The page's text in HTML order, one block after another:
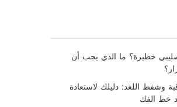
خطيرة؟ ما الذي يجب أن
وشفط اللغد: دليلك لاستعادة
خط الفك